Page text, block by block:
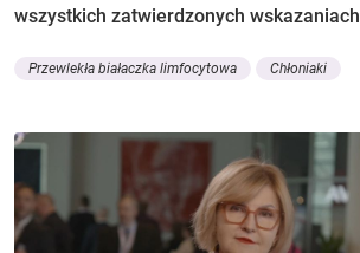
wszystkich zatwierdzonych wskazaniach
Przewlekła białaczka limfocytowa Chłoniaki